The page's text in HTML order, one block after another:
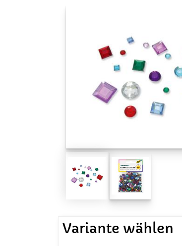
Variante wählen